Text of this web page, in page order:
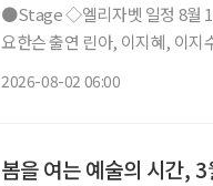
●Stage ◇엘리자벳 일정 8월 16일 ~ 11월 15일 장소 블루스퀘어 우리은행홀 연출 로버트
요한슨 출연 린아, 이지혜, 이지수,
2026-08-02 06:00
봄을 여는 예술의 시간,